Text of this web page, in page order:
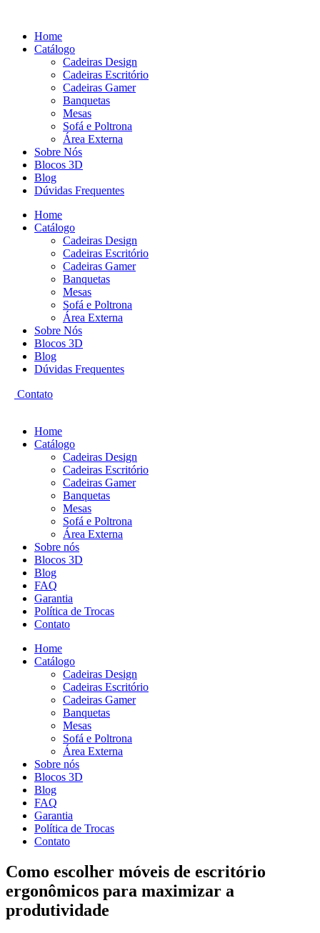
conteúdo
Home
Catálogo
Cadeiras Design
Cadeiras Escritório
Cadeiras Gamer
Banquetas
Mesas
Sofá e Poltrona
Área Externa
Sobre Nós
Blocos 3D
Blog
Dúvidas Frequentes
Home
Catálogo
Cadeiras Design
Cadeiras Escritório
Cadeiras Gamer
Banquetas
Mesas
Sofá e Poltrona
Área Externa
Sobre Nós
Blocos 3D
Blog
Dúvidas Frequentes
Contato
Home
Catálogo
Cadeiras Design
Cadeiras Escritório
Cadeiras Gamer
Banquetas
Mesas
Sofá e Poltrona
Área Externa
Sobre nós
Blocos 3D
Blog
FAQ
Garantia
Política de Trocas
Contato
Home
Catálogo
Cadeiras Design
Cadeiras Escritório
Cadeiras Gamer
Banquetas
Mesas
Sofá e Poltrona
Área Externa
Sobre nós
Blocos 3D
Blog
FAQ
Garantia
Política de Trocas
Contato
Como escolher móveis de escritório
ergonômicos para maximizar a
produtividade